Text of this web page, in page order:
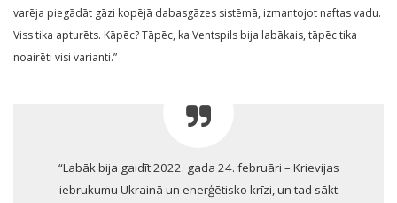
varēja piegādāt gāzi kopējā dabasgāzes sistēmā, izmantojot naftas vadu.
Viss tika apturēts. Kāpēc? Tāpēc, ka Ventspils bija labākais, tāpēc tika
noairēti visi varianti.”
“Labāk bija gaidīt 2022. gada 24. februāri – Krievijas
iebrukumu Ukrainā un enerģētisko krīzi, un tad sākt